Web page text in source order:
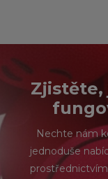
Nechte nám
jednoduše